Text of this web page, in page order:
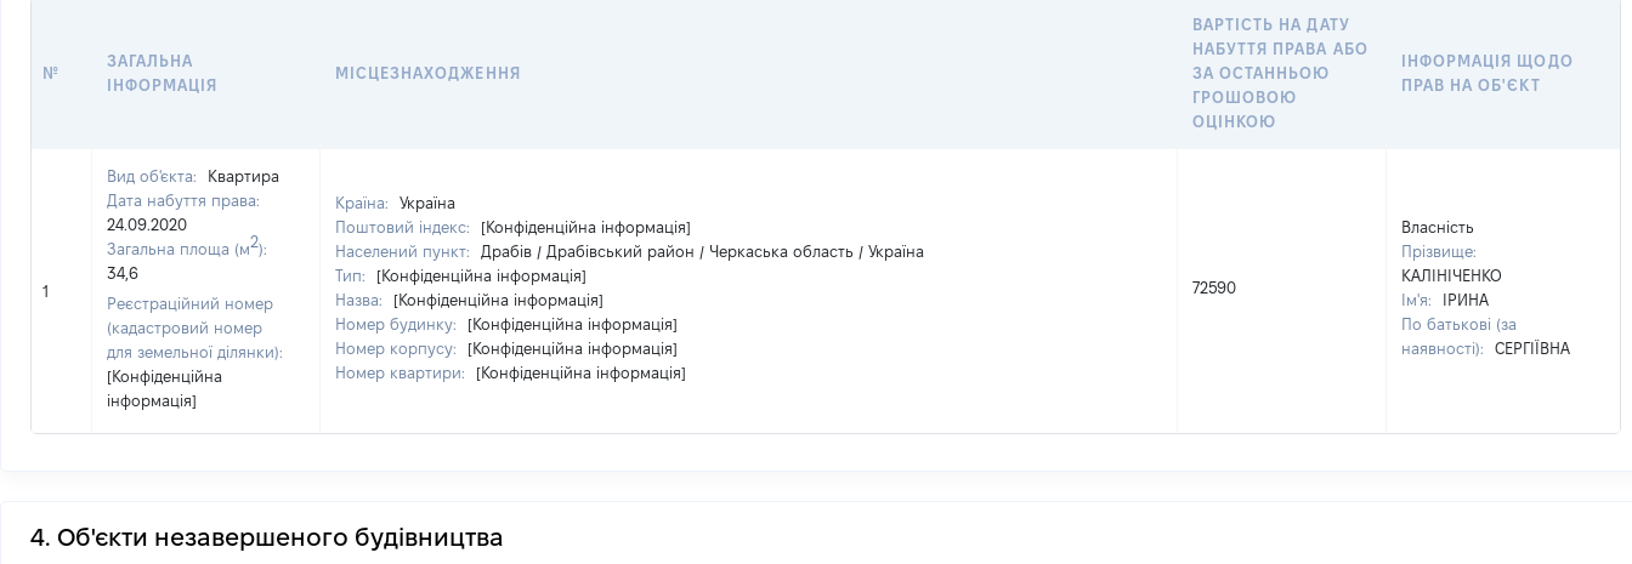
№
ЗАГАЛЬНА
ІНФОРМАЦІЯ
МІСЦЕЗНАХОДЖЕННЯ
ВАРТІСТЬ НА ДАТУ
НАБУТТЯ ПРАВА АБО
ЗА ОСТАННЬОЮ
ГРОШОВОЮ
ОЦІНКОЮ
ІНФОРМАЦІЯ ЩОДО
ПРАВ НА ОБ'ЄКТ
1
Вид об'єкта:
Квартира
Дата набуття права:
24.09.2020
Загальна площа (м2):
34,6
Реєстраційний номер
(кадастровий номер
для земельної ділянки):
[Конфіденційна
інформація]
Країна:
Україна
Поштовий індекс:
[Конфіденційна інформація]
Населений пункт:
Драбів / Драбівський район / Черкаська область / Україна
Тип:
[Конфіденційна інформація]
Назва:
[Конфіденційна інформація]
Номер будинку:
[Конфіденційна інформація]
Номер корпусу:
[Конфіденційна інформація]
Номер квартири:
[Конфіденційна інформація]
72590
Власність
Прізвище:
КАЛІНІЧЕНКО
Ім'я:
ІРИНА
По батькові (за
наявності):
СЕРГІЇВНА
4. Об'єкти незавершеного будівництва